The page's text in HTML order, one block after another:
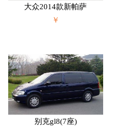
大众2014款新帕萨
￥
别克gl8(7座)